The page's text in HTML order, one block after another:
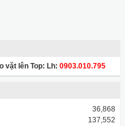
vặt lên Top: Lh: 0903.010.795
36,868
137,552